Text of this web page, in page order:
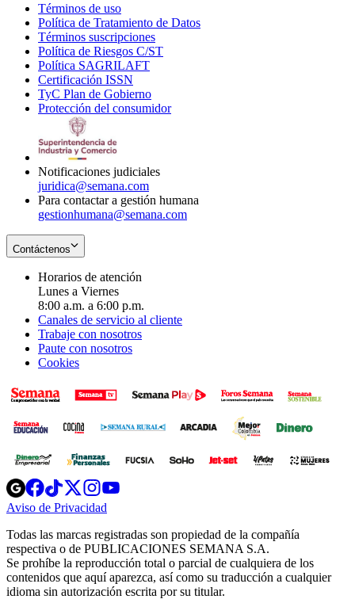
Términos de uso
in
new
window
Política de Tratamiento de Datos
Términos suscripciones
in
Política de Riesgos C/ST
Política SAGRILAFT
new
window
Certificación ISSN
in
new
TyC Plan de Gobierno
in
Protección del consumidorOpens
Notificaciones judiciales
juridica@semana.com
Para contactar a gestión humana
gestionhumana@semana.com
Contáctenos
Horarios de atención
Lunes a Viernes
8:00 a.m. a 6:00 p.m.
Canales de servicio al cliente
Trabaje con nosotros
Paute con nosotros
Cookies
Opens
in
new
Opens
in
new
Opens
in
new
window
Opens
new
windowwindow
Aviso de Privacidad
new
window
Todas las marcas registradas son propiedad de la compañía
respectiva o de PUBLICACIONES SEMANA S.A.
Se prohíbe la reproducción total o parcial de cualquiera de los
contenidos que aquí aparezca, así como su traducción a cualquier
idioma sin autorización escrita por su titular.